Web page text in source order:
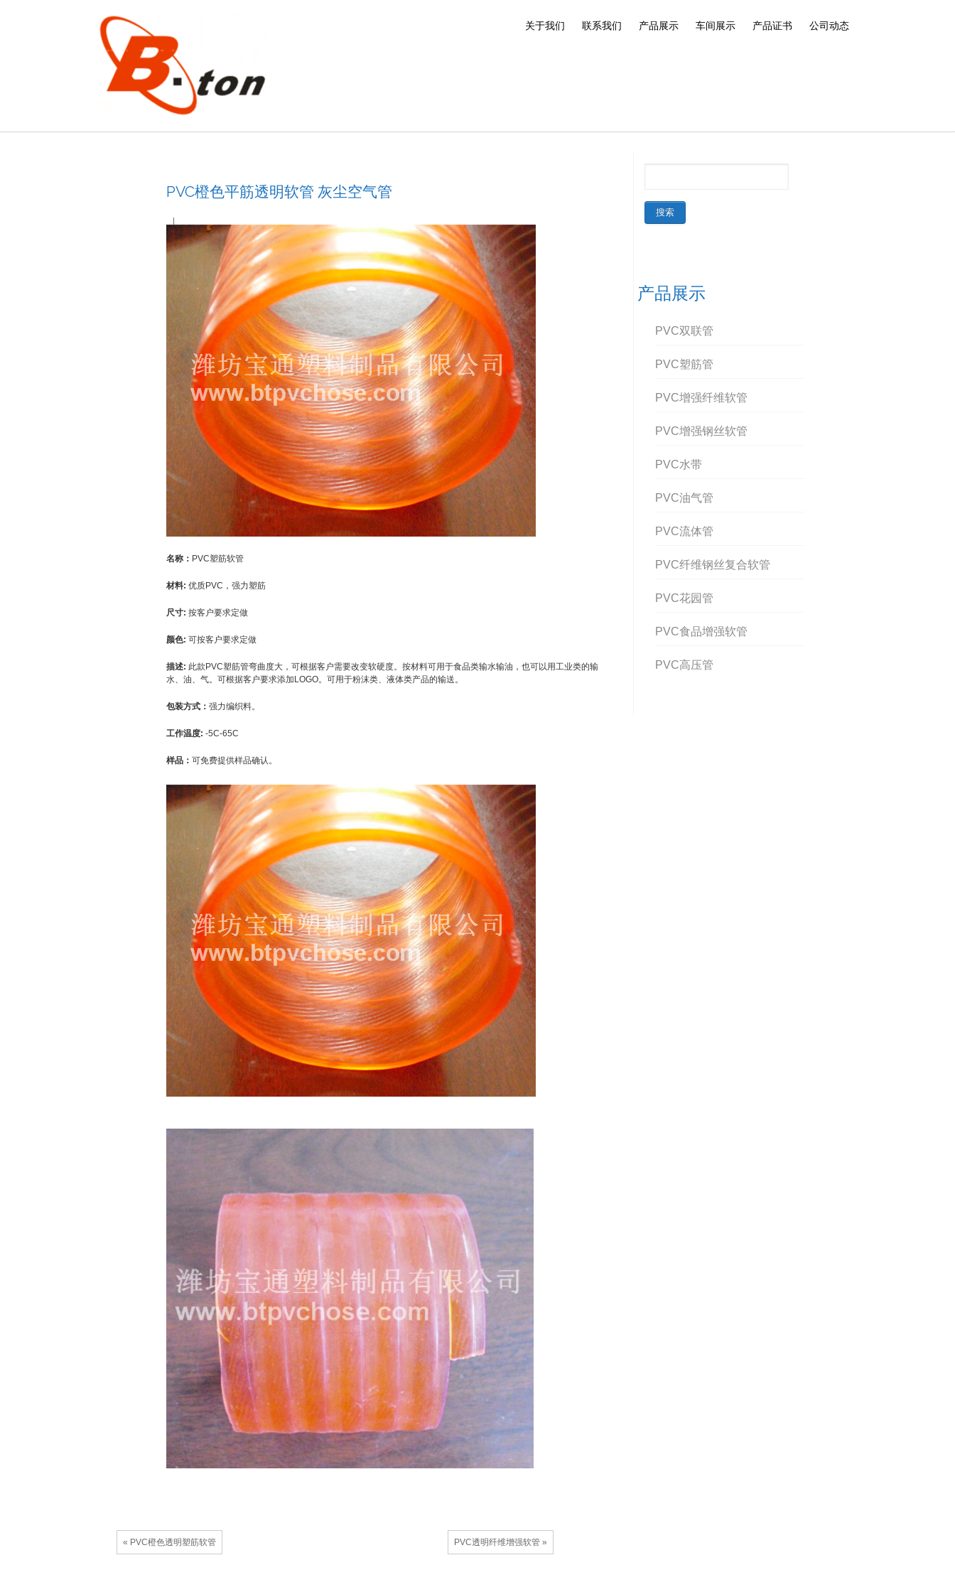
关于我们 联系我们 产品展示 车间展示 产品证书 公司动态
PVC橙色平筋透明软管 灰尘空气管
名称： PVC塑筋软管
材料: 优质PVC，强力塑筋
尺寸: 按客户要求定做
颜色: 可按客户要求定做
描述: 此款PVC塑筋管弯曲度大，可根据客户需要改变软硬度。按材料可用于食品类输水输油，也可以用工业类的输
水、油、气。可根据客户要求添加LOGO。可用于粉沫类、液体类产品的输送。
包装方式： 强力编织料。
工作温度: -5C-65C
样品： 可免费提供样品确认。
« PVC橙色透明塑筋软管 PVC透明纤维增强软管 »
产品展示
PVC双联管
PVC塑筋管
PVC增强纤维软管
PVC增强钢丝软管
PVC水带
PVC油气管
PVC流体管
PVC纤维钢丝复合软管
PVC花园管
PVC食品增强软管
PVC高压管